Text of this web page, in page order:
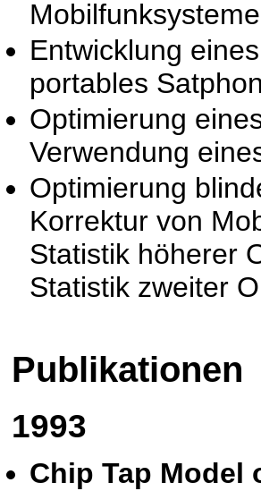
Mobilfunksysteme
Entwicklung
portables
Optimierung
Verwendung
Optimierung
Korrektur von
Statistik höherer
Statistik zweiter
Publikationen
1993
Chip Tap Model